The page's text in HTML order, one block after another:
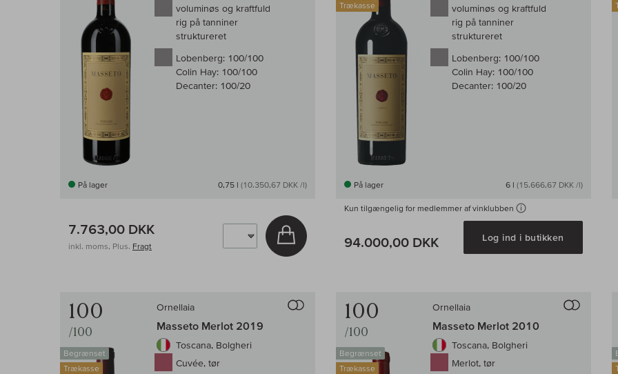
voluminøs og kraftfuld
rig på tanniner
struktureret
Lobenberg: 100/100
Colin Hay: 100/100
Decanter: 100/20
På lager 0,75 l (10.350,67 DKK /l)
7.763,00 DKK
inkl. moms, Plus. Fragt
Læg i kurv
Trækasse
voluminøs og kraftfuld
rig på tanniner
struktureret
Lobenberg: 100/100
Colin Hay: 100/100
Decanter: 100/20
På lager 6 l (15.666,67 DKK /l)
Kun tilgængelig for medlemmer af vinklubben
94.000,00 DKK Log ind i butikken
100
/100
Begrænset
Trækasse
Ornellaia
Masseto Merlot 2019
Toscana, Bolgheri
Cuvée, tør
100
/100
Begrænset
Trækasse
Ornellaia
Masseto Merlot 2010
Toscana, Bolgheri
Merlot, tør